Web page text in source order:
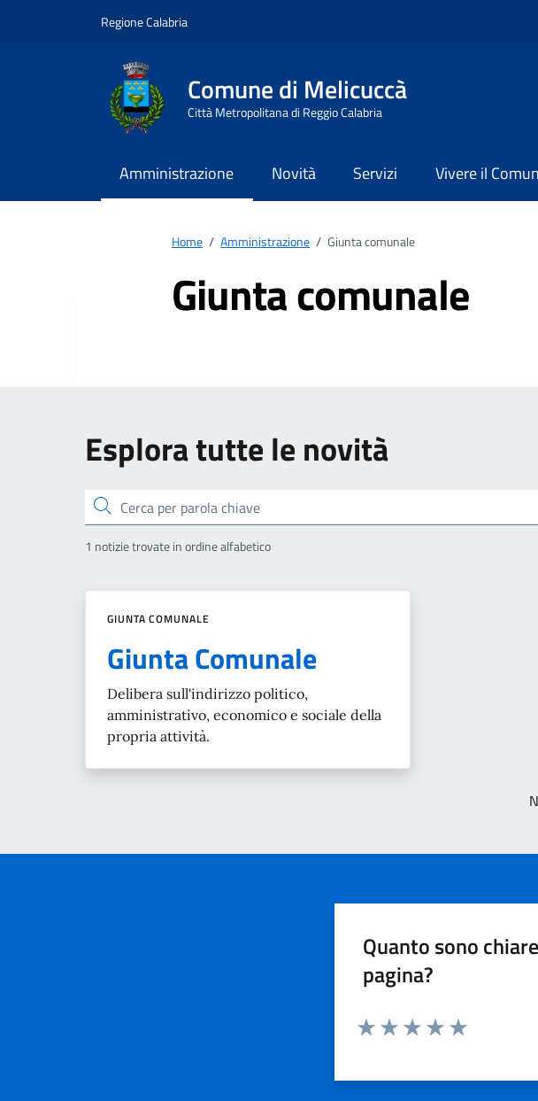
Regione Calabria
Comune di Melicuccà
Città Metropolitana di Reggio Calabria
Amministrazione Novità Servizi Vivere il
Home / Amministrazione / Giunta comunale
Giunta comunale
Esplora tutte le novità
Cerca
1 notizie trovate in ordine alfabetico
GIUNTA COMUNALE
Giunta Comunale
Delibera sull'indirizzo politico,
amministrativo, economico e sociale della
propria attività.
Quanto sono
pagina?